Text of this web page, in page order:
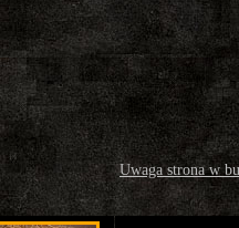
Uwaga strona w